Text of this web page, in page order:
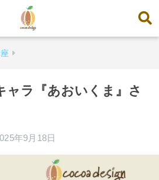
ャラ『あおいくま』さ
年9月18日